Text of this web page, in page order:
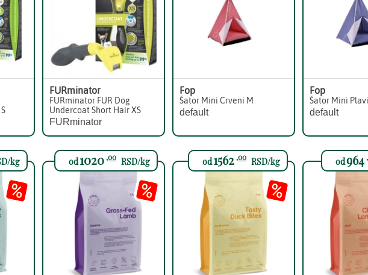
FURminator
FURminator FUR Dog
Undercoat Short Hair XS
FURminator
Fop
Šator Mini Crveni M
default
Fop
Šator Mini Plavi
default
kg od1020,00 RSD/kg od1562,00 RSD/kg od964